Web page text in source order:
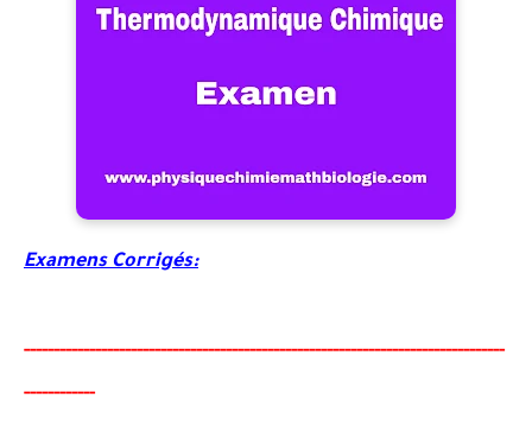
Examens Corrigés:
---------------------------------------------------------------------------------
------------